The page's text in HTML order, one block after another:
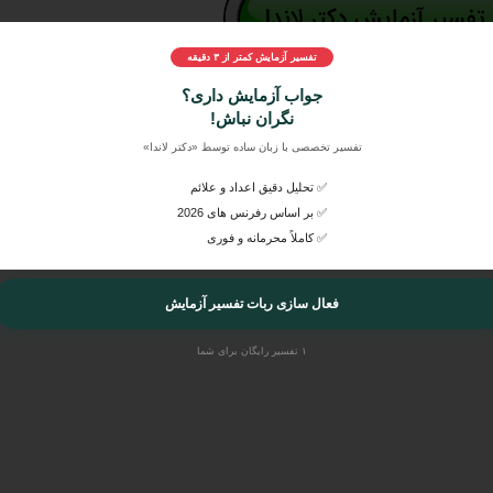
راحتی در دکتر لاندا ارسال کنید و بصورت اورژانسی، ایمن و بصرفه،
متخصص و عمومی بشنوید.
تفسیر آزمایش کمتر از ۳ دقیقه
جواب آزمایش داری؟
نگران نباش!
تفسیر تخصصی با زبان ساده توسط «دکتر لاندا»
✅ تحلیل دقیق اعداد و علائم
✅ بر اساس رفرنس های 2026
✅ کاملاً محرمانه و فوری
فعال سازی ربات تفسیر آزمایش
۱ تفسیر رایگان برای شما